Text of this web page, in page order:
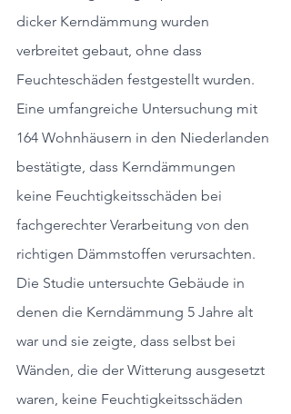
dicker Kerndämmung wurden
verbreitet gebaut, ohne dass
Feuchteschäden festgestellt wurden.
Eine umfangreiche Untersuchung mit
164 Wohnhäusern in den Niederlanden
bestätigte, dass Kerndämmungen
keine Feuchtigkeitsschäden bei
fachgerechter Verarbeitung von den
richtigen Dämmstoffen verursachten.
Die Studie untersuchte Gebäude in
denen die Kerndämmung 5 Jahre alt
war und sie zeigte, dass selbst bei
Wänden, die der Witterung ausgesetzt
waren, keine Feuchtigkeitsschäden